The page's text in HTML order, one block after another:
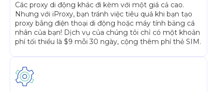
Các proxy di động khác đi kèm với một giá cả cao.
Nhưng với iProxy, bạn tránh việc tiêu quá khi bạn tạo
proxy bằng điện thoại di động hoặc máy tính bảng cá
nhân của bạn! Dịch vụ của chúng tôi chỉ có một khoản
phí tối thiểu là $9 mỗi 30 ngày, cộng thêm phí thẻ SIM.